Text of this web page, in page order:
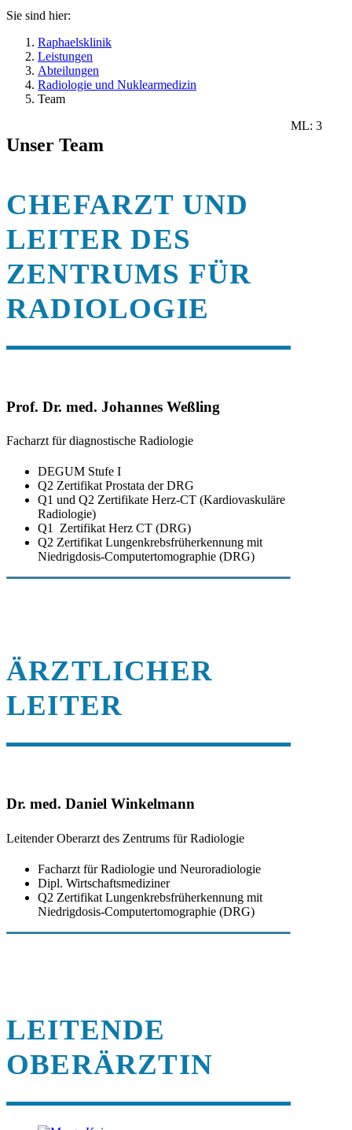
Sie sind hier:
Raphaelsklinik
Leistungen
Abteilungen
Radiologie und Nuklearmedizin
Team
Unser Team
CHEFARZT UND
LEITER DES
ZENTRUMS FÜR
RADIOLOGIE
Prof. Dr. med. Johannes Weßling
Facharzt für diagnostische Radiologie
DEGUM Stufe I
Q2 Zertifikat Prostata der DRG
Q1 und Q2 Zertifikate Herz-CT (Kardiovaskuläre
Radiologie)
Q1 Zertifikat Herz CT (DRG)
Q2 Zertifikat Lungenkrebsfrüherkennung mit
Niedrigdosis-Computertomographie (DRG)
ÄRZTLICHER
LEITER
Dr. med. Daniel Winkelmann
Leitender Oberarzt des Zentrums für Radiologie
Facharzt für Radiologie und Neuroradiologie
Dipl. Wirtschaftsmediziner
Q2 Zertifikat Lungenkrebsfrüherkennung mit
Niedrigdosis-Computertomographie (DRG)
LEITENDE
OBERÄRZTIN
ML: 3